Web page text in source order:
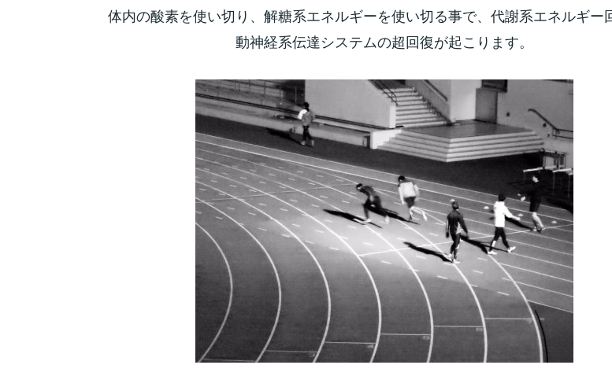
体内の酸素を使い切り、解糖系エネルギーを使い切る事で、代謝系エネルギー
動神経系伝達システムの超回復が起こります。